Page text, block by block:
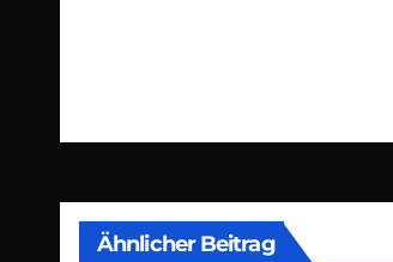
Ähnlicher Beitrag